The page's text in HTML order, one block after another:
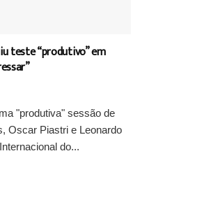
teste “produtivo” em
"produtiva" sessão de
Oscar Piastri e Leonardo
do...